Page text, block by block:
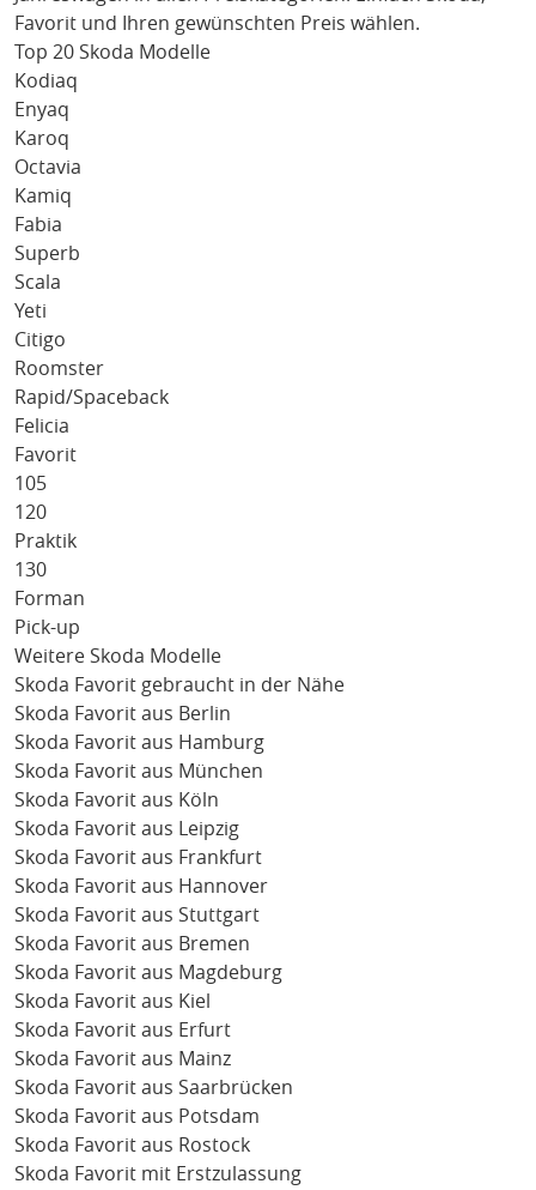
Favorit und Ihren gewünschten Preis wählen.
Top 20 Skoda Modelle
Kodiaq
Enyaq
Karoq
Octavia
Kamiq
Fabia
Superb
Scala
Yeti
Citigo
Roomster
Rapid/Spaceback
Felicia
Favorit
105
120
Praktik
130
Forman
Pick-up
Weitere Skoda Modelle
Skoda Favorit gebraucht in der Nähe
Skoda Favorit aus Berlin
Skoda Favorit aus Hamburg
Skoda Favorit aus München
Skoda Favorit aus Köln
Skoda Favorit aus Leipzig
Skoda Favorit aus Frankfurt
Skoda Favorit aus Hannover
Skoda Favorit aus Stuttgart
Skoda Favorit aus Bremen
Skoda Favorit aus Magdeburg
Skoda Favorit aus Kiel
Skoda Favorit aus Erfurt
Skoda Favorit aus Mainz
Skoda Favorit aus Saarbrücken
Skoda Favorit aus Potsdam
Skoda Favorit aus Rostock
Skoda Favorit mit Erstzulassung